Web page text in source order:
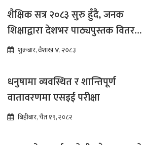
शैक्षिक सत्र २०८३ सुरु हुँदै, जनक
शिक्षाद्वारा देशभर पाठ्यपुस्तक वितरण
तीव्रशुक्रबार, वैशाख ४, २०८३
धनुषामा व्यवस्थित र शान्तिपूर्ण
वातावरणमा एसइई परीक्षा
बिहीबार, चैत १९, २०८२